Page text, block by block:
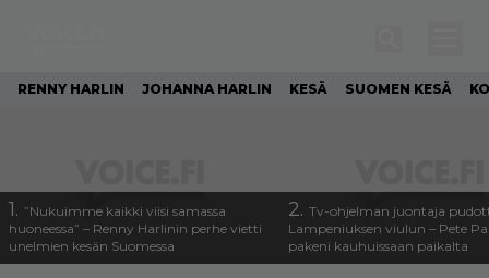
RENNY HARLIN JOHANNA HARLIN KESÄ SUOMEN KESÄ
1. ”Nukuimme kaikki viisi samassa
huoneessa” – Renny Harlinin perhe vietti
unelmien kesän Suomessa
2. Tv-ohjelman juontaja
Lampeniuksen viulun – Pete
pakeni kauhuissaan paikalta